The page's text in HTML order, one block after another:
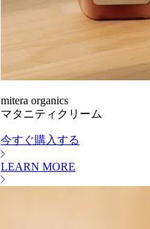
mitera organics
マタニティクリーム
今すぐ購入する
LEARN MORE